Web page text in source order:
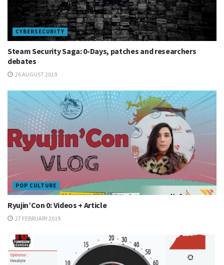
CYBERSECURITY
Steam Security Saga: 0-Days, patches and researchers
debates
26 AUGUST 2019
POP CULTURE
Ryujin’Con 0: Videos + Article
27 FEBRUARY 2019